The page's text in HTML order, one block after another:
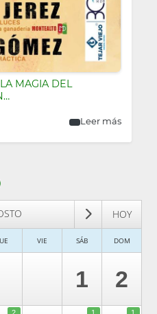
MAGIA DEL
Leer más